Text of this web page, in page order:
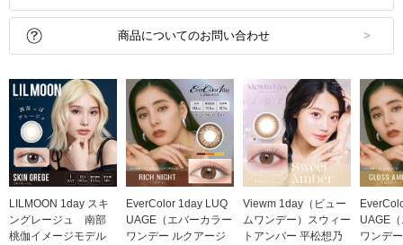
商品についてのお問い合わせ
LILMOON 1day スキ
ングレージュ 南部
桃伽イメージモデル
EverColor 1day LUQ
UAGE（エバーカラー
ワンデー ルクアージ
Viewm 1day（ビュー
ムワンデー）スウィー
トアンバー 平松想乃
UAGE
ワンデ